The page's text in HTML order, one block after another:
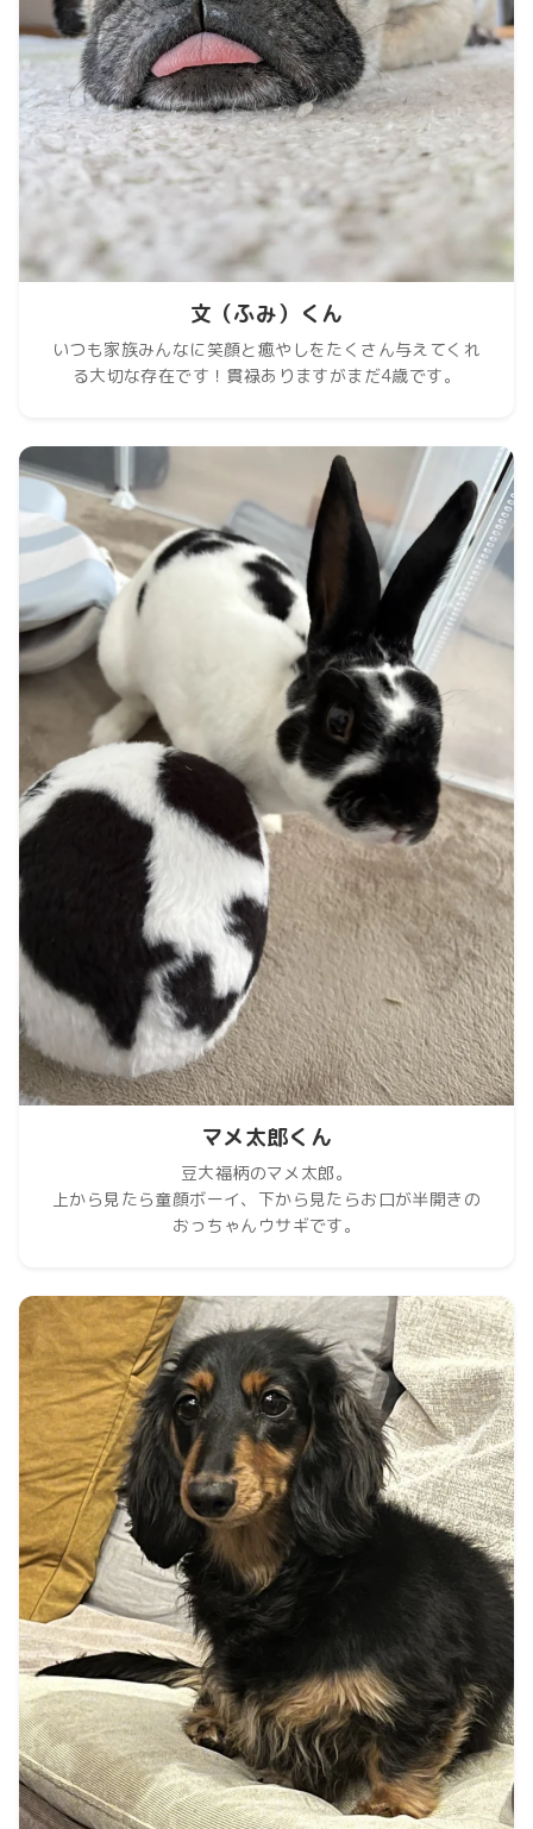
文（ふみ）くん
いつも家族みんなに笑顔と癒やしをたくさん与えてくれ
る大切な存在です！貫禄ありますがまだ4歳です。
マメ太郎くん
豆大福柄のマメ太郎。
上から見たら童顔ボーイ、下から見たらお口が半開きの
おっちゃんウサギです。